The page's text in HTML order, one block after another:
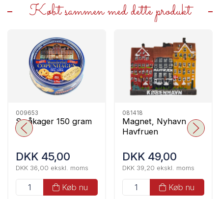
Købt sammen med dette produkt
009653
Småkager 150 gram
DKK 45,00
DKK 36,00 ekskl. moms
Køb nu
081418
Magnet, Nyhavn
Havfruen
DKK 49,00
DKK 39,20 ekskl. moms
Køb nu